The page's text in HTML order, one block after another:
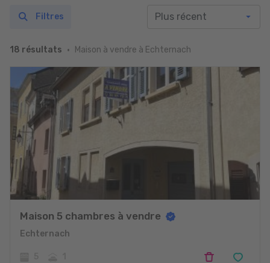
18 résultats Maison à vendre à Echternach
Filtres
Maison 5 chambres à vendre
Echternach